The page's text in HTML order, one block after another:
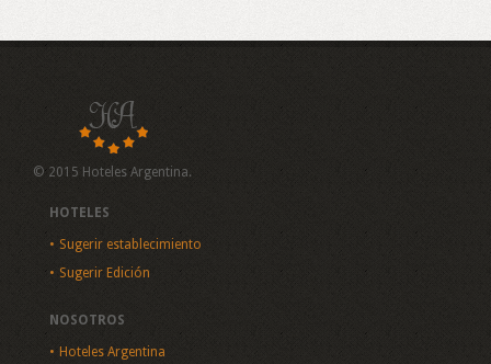
© 2015 Hoteles Argentina.
HOTELES
Sugerir establecimiento
Sugerir Edición
NOSOTROS
Hoteles Argentina